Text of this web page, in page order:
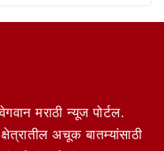
मराठी न्यूज पोर्टल.
अचूक बातम्यांसाठी